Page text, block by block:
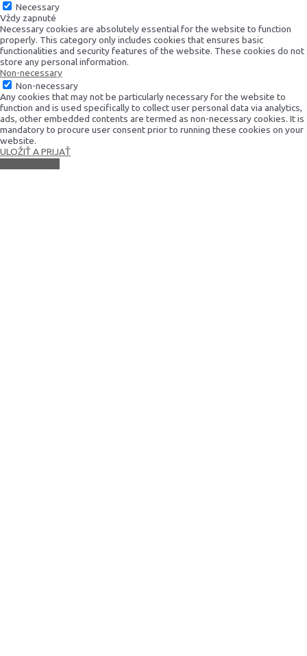
Necessary
Vždy zapnuté
Necessary cookies are absolutely essential for the website to function
properly. This category only includes cookies that ensures basic
functionalities and security features of the website. These cookies do not
store any personal information.
Non-necessary
Non-necessary
Any cookies that may not be particularly necessary for the website to
function and is used specifically to collect user personal data via analytics,
ads, other embedded contents are termed as non-necessary cookies. It is
mandatory to procure user consent prior to running these cookies on your
website.
ULOŽIŤ A PRIJAŤ